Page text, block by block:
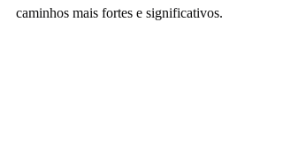
caminhos mais fortes e significativos.